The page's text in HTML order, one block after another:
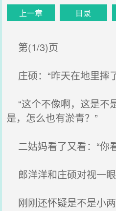
上一章 目录
第(1/3)页
庄硕：“昨天在地里摔
“这个不像啊，这是不
是，怎么也有淤青？”
二姑妈看了又看：“你
郎洋洋和庄硕对视一眼
刚刚还怀疑是不是小